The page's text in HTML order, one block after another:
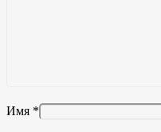
Имя *